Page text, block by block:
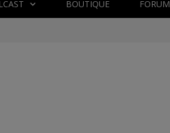
BOUTIQUE FORUM